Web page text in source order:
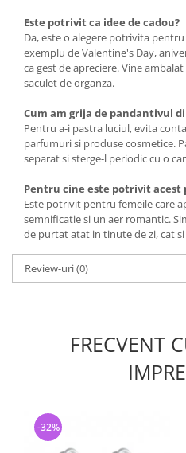
Este potrivit ca idee de cadou?
Da, este o alegere potrivita
exemplu de Valentine's Day,
ca gest de apreciere. Vine
saculet de organza.
Cum am grija de pandantivul
Pentru a-i pastra luciul, evita
parfumuri si produse cosmetice.
separat si sterge-l periodic cu o
Pentru cine este potrivit acest
Este potrivit pentru femeile care
semnificatie si un aer romantic.
de purtat atat in tinute de zi, cat si
Review-uri(0)
FRECVENT
-32%